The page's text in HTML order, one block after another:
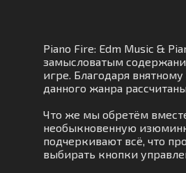
Piano Fire: Edm Music &
замысловатым
игре. Благодаря
данного жанра
Что же мы обретём
необыкновенную
подчеркивают всё, что
выбирать кнопки